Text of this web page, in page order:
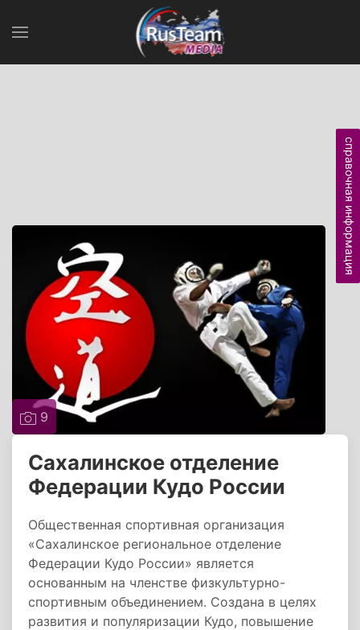
9
Сахалинское отделение
Федерации Кудо России
Общественная спортивная организация
«Сахалинское региональное отделение
Федерации Кудо России» является
основанным на членстве физкультурно-
спортивным объединением. Создана в целях
развития и популяризации Кудо, повышение
справочная информация